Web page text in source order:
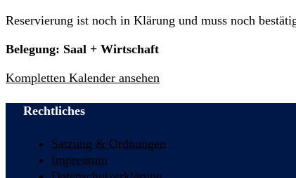
Heer
Reservierung ist noch in Klärung und muss noch
Belegung: Saal + Wirtschaft
Kompletten Kalender ansehen
Rechtliches
Satzung & Ordnungen
Impressum